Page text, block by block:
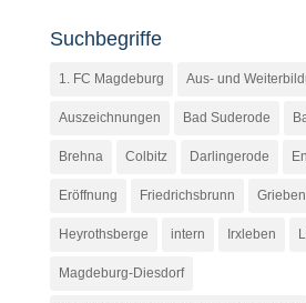
Suchbegriffe
1. FC Magdeburg Aus- und
Auszeichnungen Bad Suderode
Brehna Colbitz Darlingerode
Eröffnung Friedrichsbrunn Grieben
Heyrothsberge intern Irxleben
Magdeburg-Diesdorf